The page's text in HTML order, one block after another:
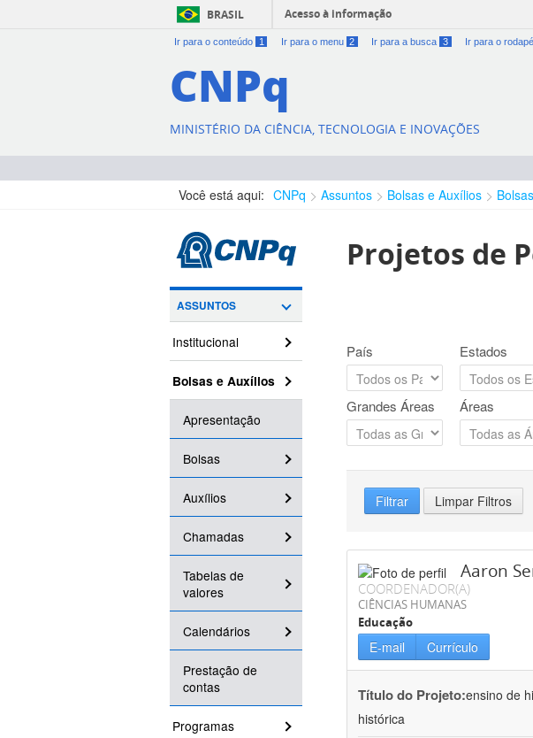
BRASIL Acesso à informação
Ir para o conteúdo 1 Ir para o menu 2 Ir para a busca 3 Ir para o rodapé
CNPq
MINISTÉRIO DA CIÊNCIA, TECNOLOGIA E INOVAÇÕES
Você está aqui: CNPq Assuntos Bolsas e Auxílios
ASSUNTOS
Institucional
Bolsas e Auxílios
Apresentação
Bolsas
Auxílios
Chamadas
Tabelas de
valores
Calendários
Prestação de
contas
Programas
Projetos de
País Estados
Grandes Áreas Áreas
Filtrar Limpar Filtros
Aaron
COORDENADOR(A)
CIÊNCIAS HUMANAS
Educação
E-mail Currículo
Título do Projeto:ensino de
histórica